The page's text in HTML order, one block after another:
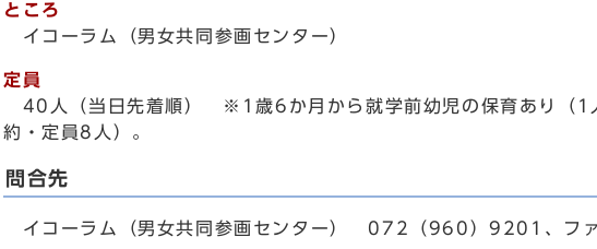
ところ
イコーラム（男女共同参画センター）
定員
40人（当日先着順） ※1歳6か月から就学前幼児の保育あり（
約・定員8人）。
問合先
イコーラム（男女共同参画センター） 072（960）9201、フ